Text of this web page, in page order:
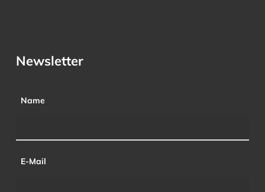
Newsletter
Name
E-Mail